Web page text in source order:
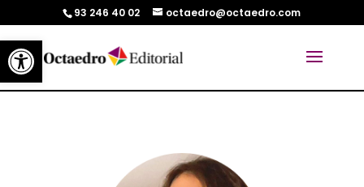
Abrir barra de herramientas
93 246 40 02 octaedro@octaedro.com